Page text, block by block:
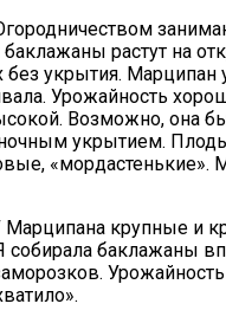
растут на
без укрытия. Марципан
Урожайность
Возможно, она
укрытием.
«мордастенькие».
Марципана крупные и
собирала баклажаны